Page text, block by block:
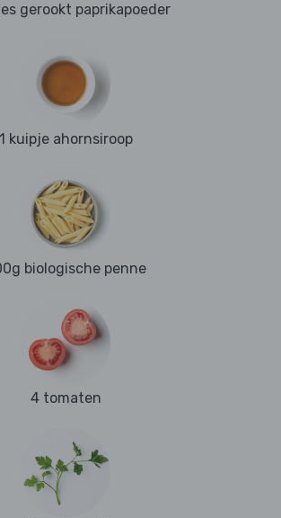
gerookt paprikapoeder
1 kuipje ahornsiroop
biologische penne
4 tomaten